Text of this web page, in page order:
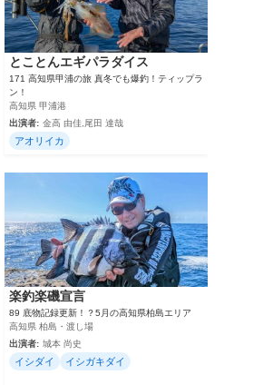
とことんエギパラダイス
171 高知県甲浦の旅 真冬でも爆釣！ティップラ
ン！
高知県 甲浦港
出演者: 金高 由佳,尾田 達哉
アオリイカ
楽釣楽磯宣言
89 底物記録更新！？5月の高知県柏島エリア
高知県 柏島・渡し場
出演者: 城本 尚史
イシダイ イシガキダイ